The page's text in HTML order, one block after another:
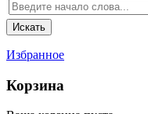
Избранное
Корзина